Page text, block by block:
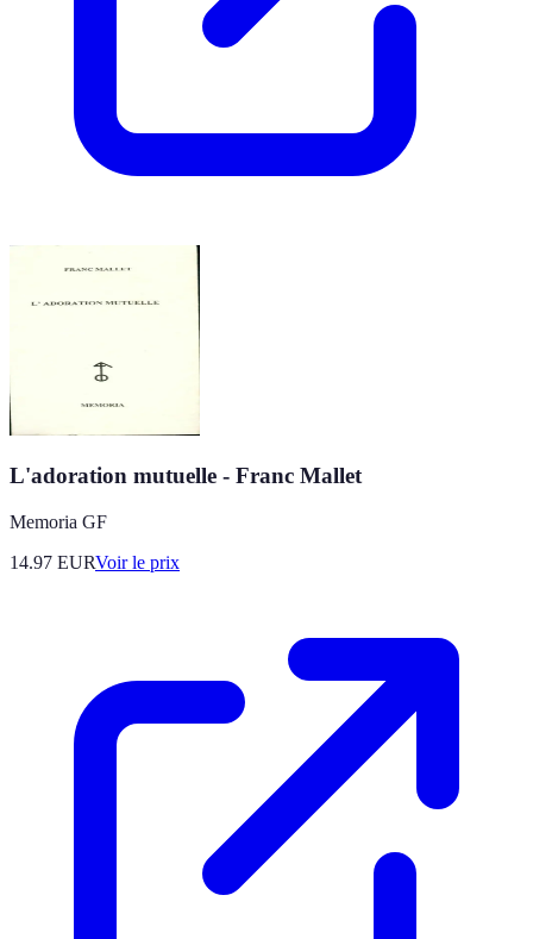
L'adoration mutuelle - Franc Mallet
Memoria GF
14.97 EURVoir le prix